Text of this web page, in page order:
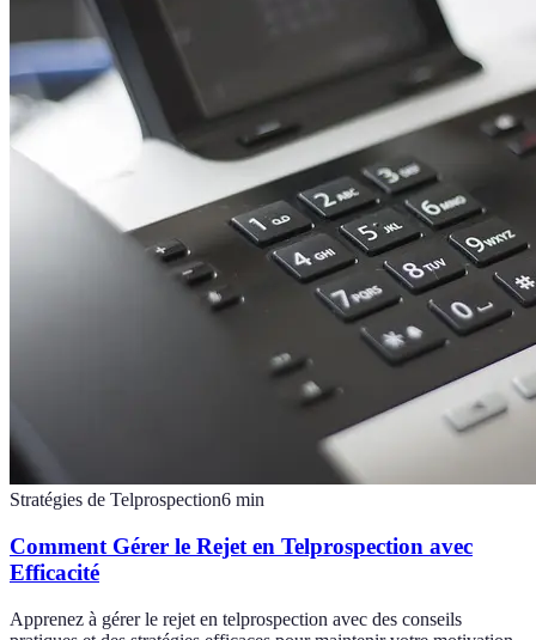
Stratégies de Telprospection6 min
Comment Gérer le Rejet en Telprospection avec
Efficacité
Apprenez à gérer le rejet en telprospection avec des conseils